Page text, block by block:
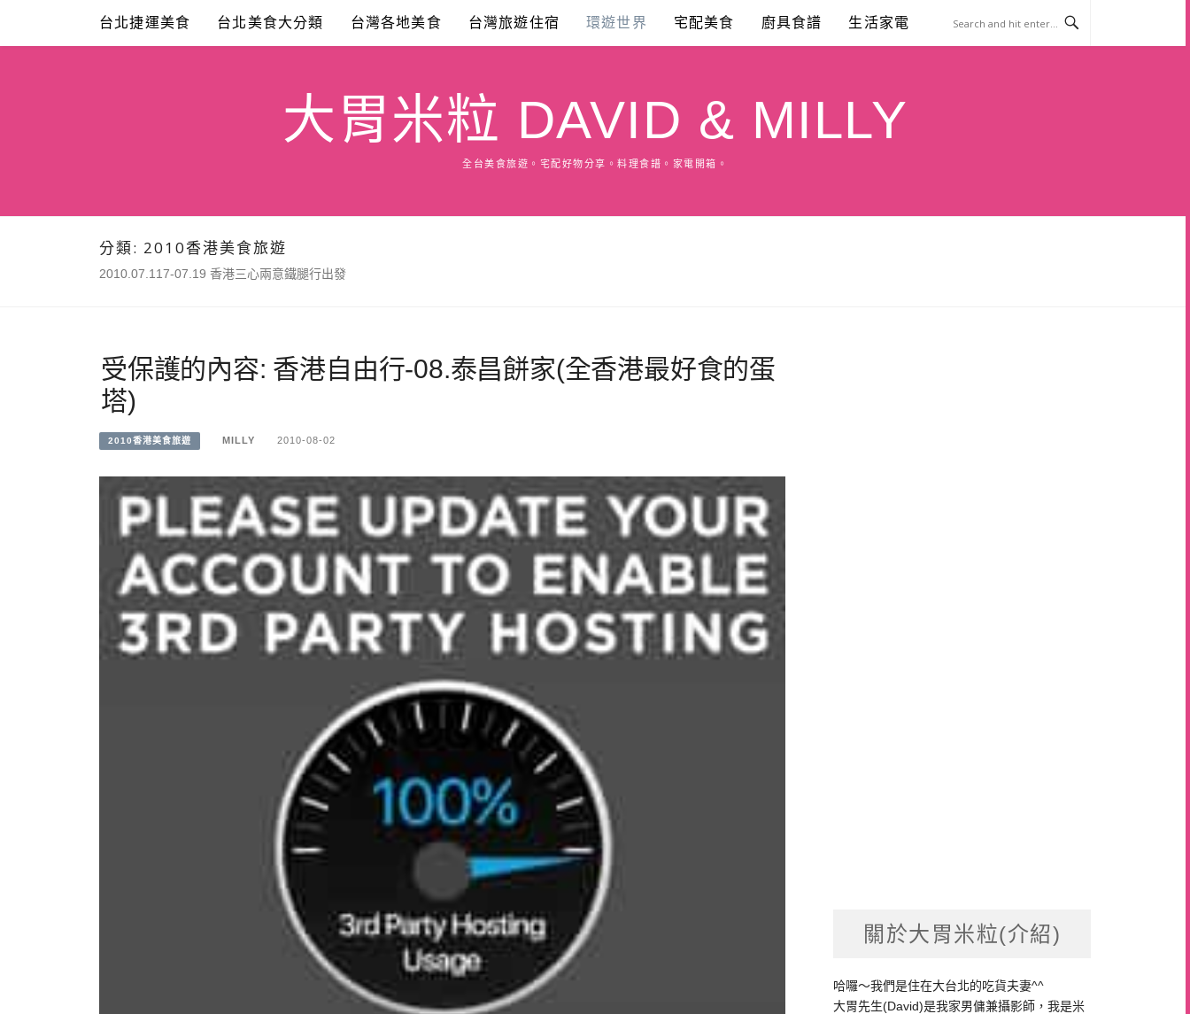
content
台北捷運美食 台北美食大分類 台灣各地美食 台灣旅遊住宿 環遊世界 宅配美食 廚具食譜 生活家電
大胃米粒 DAVID & MILLY
全台美食旅遊。宅配好物分享。料理食譜。家電開箱。
分類: 2010香港美食旅遊
2010.07.117-07.19 香港三心兩意鐵腿行出發
受保護的內容: 香港自由行-08.泰昌餅家(全香港最好食的蛋
塔)
2010香港美食旅遊 MILLY 2010-08-02
關於大胃米粒(介紹)
哈囉～我們是住在大台北的吃貨夫妻^^
大胃先生(David)是我家男傭兼攝影師，我是米